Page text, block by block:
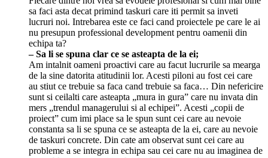
sa faci asta decat primind taskuri care iti permit sa inveti
lucruri noi. Intrebarea este ce faci cand proiectele pe care le ai
nu presupun professional development pentru oamenii din
echipa ta?
– Sa li se spuna clar ce se asteapta de la ei;
Am intalnit oameni proactivi care au facut lucrurile sa mearga
de la sine datorita atitudinii lor. Acesti piloni au fost cei care
au stiut ce trebuie sa faca cand trebuie sa faca… Din nefericire
sunt si ceilalti care asteapta „mura in gura” care nu invata din
mers „trendul managerului si al echipei”. Acesti „copii de
proiect” cum imi place sa le spun sunt cei care au nevoie
constanta sa li se spuna ce se asteapta de la ei, care au nevoie
de taskuri concrete. Din cate am observat sunt cei care au
probleme a se integra in echipa sau cei care nu au imaginea de